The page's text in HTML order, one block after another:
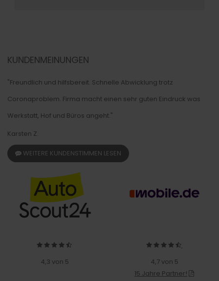
KUNDENMEINUNGEN
"Freundlich und hilfsbereit. Schnelle Abwicklung trotz
Coronaproblem. Firma macht einen sehr guten Eindruck was
Werkstatt, Hof und Büros angeht."
Karsten Z.
WEITERE KUNDENSTIMMEN LESEN
4,3 von 5
4,7 von 5
15 Jahre Partner!